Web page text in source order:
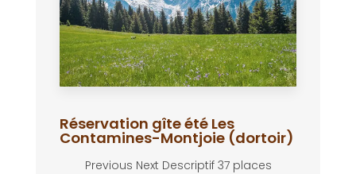
Réservation gîte été Les
Contamines-Montjoie (dortoir)
Previous Next Descriptif 37 places